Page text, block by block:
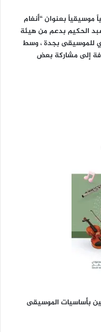
موسيقياً بعنوان “أنغام
الحكيم بدعم من هيئة
للموسيقى بجدة ، وسط
إلى مشاركة بعض
بأساسيات الموسيقى